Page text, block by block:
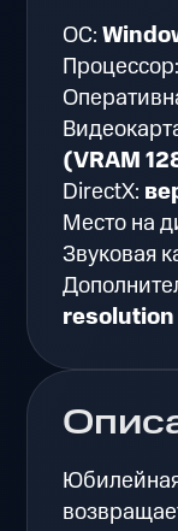
ОС:
Процессор:
(VRAM
DirectX:
Место на
Звуковая
resolution